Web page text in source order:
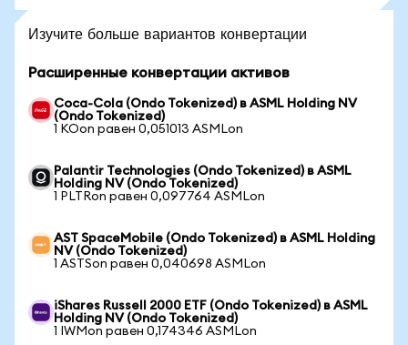
Изучите больше вариантов конвертации
Расширенные конвертации активов
Coca-Cola (Ondo Tokenized) в ASML Holding NV
(Ondo Tokenized)
1 KOon равен 0,051013 ASMLon
Palantir Technologies (Ondo Tokenized) в ASML
Holding NV (Ondo Tokenized)
1 PLTRon равен 0,097764 ASMLon
AST SpaceMobile (Ondo Tokenized) в ASML Holding
NV (Ondo Tokenized)
1 ASTSon равен 0,040698 ASMLon
iShares Russell 2000 ETF (Ondo Tokenized) в ASML
Holding NV (Ondo Tokenized)
1 IWMon равен 0,174346 ASMLon